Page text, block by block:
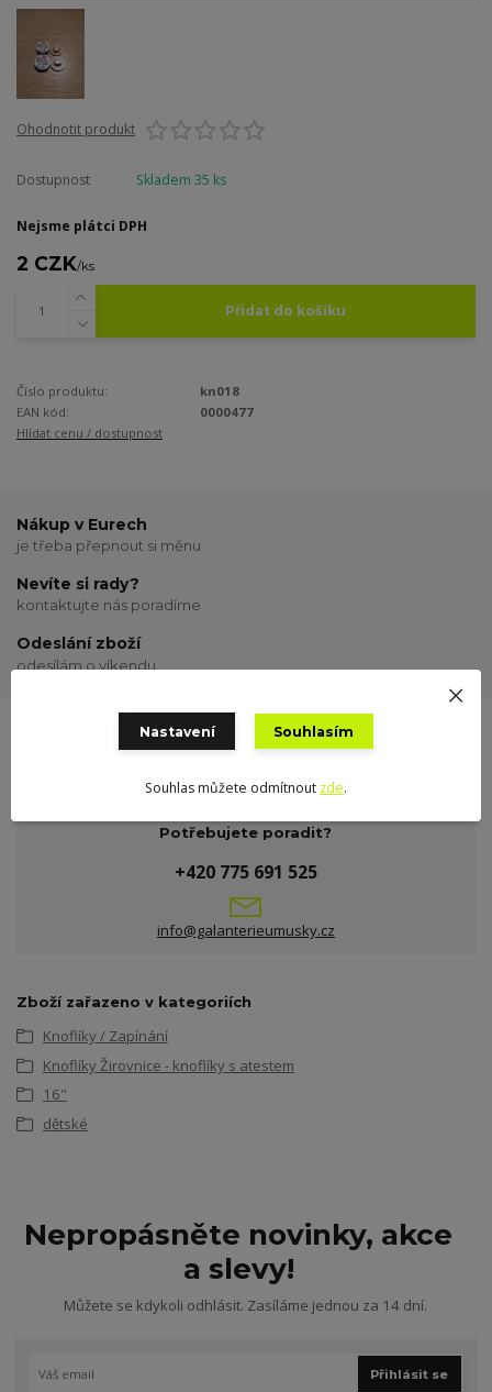
Ohodnotit produkt
Dostupnost Skladem 35 ks
Nejsme plátci DPH
2 CZK/ks
Přidat do košíku
Číslo produktu:
kn018
EAN kód:
0000477
Hlídat cenu / dostupnost
Nákup v Eurech
je třeba přepnout si měnu
Nevíte si rady?
kontaktujte nás poradíme
Odeslání zboží
odesílám o víkendu
Potřebujete poradit?
+420 775 691 525
info@galanterieumusky.cz
Zboží zařazeno v kategoriích
Knoflíky / Zapínání
Knoflíky Žirovnice - knoflíky s atestem
16"
dětské
Nepropásněte novinky, akce
a slevy!
Můžete se kdykoli odhlásit. Zasíláme jednou za 14 dní.
Přihlásit se
Nastavení Souhlasím
Souhlas můžete odmítnout zde.